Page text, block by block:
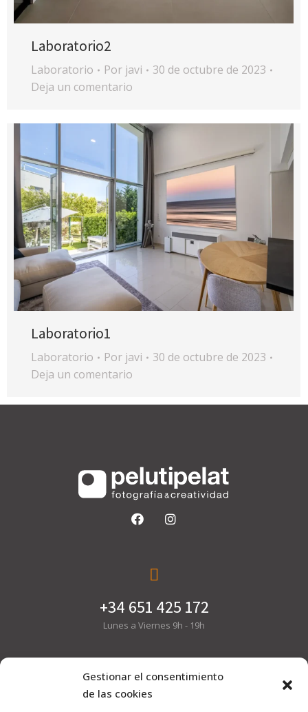
Gestionar el consentimiento
de las cookies
Laboratorio2
Laboratorio Por javi
30 de octubre de 2023
Deja un comentario
Laboratorio1
Laboratorio Por javi
30 de octubre de 2023
Deja un comentario
+34 651 425 172
Lunes a Viernes 9h - 19h